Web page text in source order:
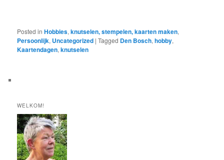
Posted in Hobbies,knutselen, stempelen, kaarten maken,
Persoonlijk, Uncategorized |Tagged Den Bosch,hobby,
Kaartendagen,knutselen
WELKOM!